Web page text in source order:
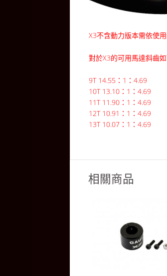
X3不含動力版本需依使
對於X3的可用馬達斜齒
9T 14.55：1：4.69
10T 13.10：1：4.69
11T 11.90：1：4.69
12T 10.91：1：4.69
13T 10.07：1：4.69
相關商品